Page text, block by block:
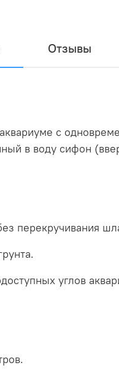
Отзывы
с
в воду сифон
перекручивания
углов